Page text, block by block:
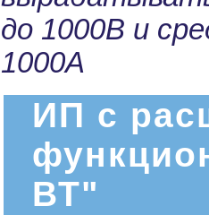
до 1000В и
1000А
ИП с
ВТ"